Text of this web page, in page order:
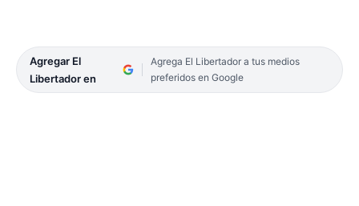
Agregar El
Libertador en
Agrega El Libertador a tus medios
preferidos en Google